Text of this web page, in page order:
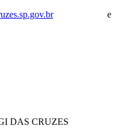
e
DAS CRUZES